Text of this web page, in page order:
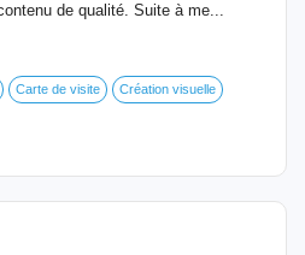
de qualité. Suite à me...
Carte de visite Création visuelle